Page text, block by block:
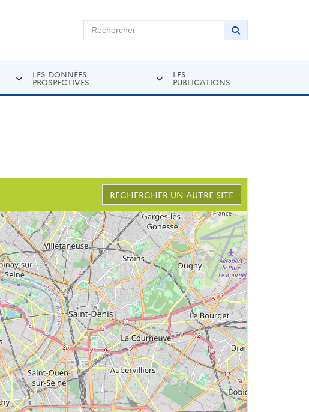
Rechercher sur Andra Inventaire Rechercher
Lancer la
LES DONNÉES
PROSPECTIVES
LES
PUBLICATIONS
RECHERCHER UN AUTRE SITE